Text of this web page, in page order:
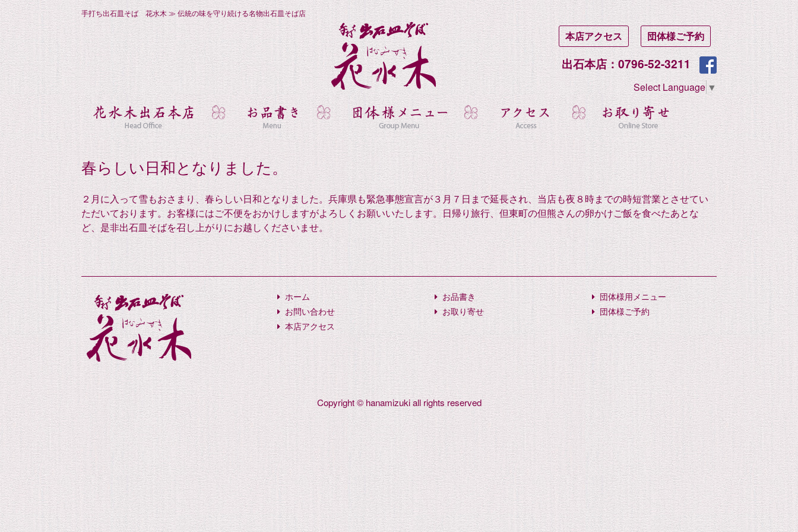
手打ち出石皿そば 花水木 ≫ 伝統の味を守り続ける名物出石皿そば店
団体様ご予約
本店アクセス
出石本店：0796-52-3211
Select Language ▼
春らしい日和となりました。
２月に入って雪もおさまり、春らしい日和となりました。兵庫県も緊急事態宣言が３月７日まで延長され、当店も夜８時までの時短営業とさせてい
ただいております。お客様にはご不便をおかけしますがよろしくお願いいたします。日帰り旅行、但東町の但熊さんの卵かけご飯を食べたあとな
ど、是非出石皿そばを召し上がりにお越しくださいませ。
ホーム
お問い合わせ
本店アクセス
お品書き
お取り寄せ
団体様用メニュー
団体様ご予約
Copyright © hanamizuki all rights reserved